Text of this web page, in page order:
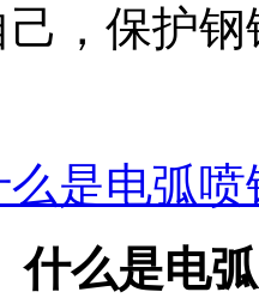
，保护
么是电弧喷
什么是电